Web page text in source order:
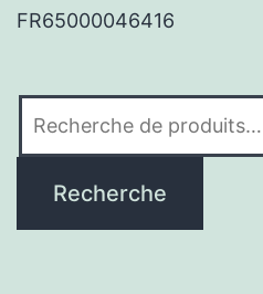
FR65000046416
Recherche